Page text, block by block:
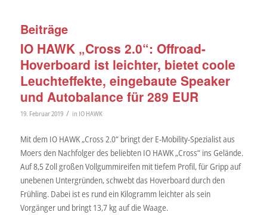
Beiträge
IO HAWK „Cross 2.0“: Offroad-
Hoverboard ist leichter, bietet coole
Leuchteffekte, eingebaute Speaker
und Autobalance für 289 EUR
19. Februar 2019 / in IO HAWK
Mit dem IO HAWK „Cross 2.0“ bringt der E-Mobility-Spezialist aus
Moers den Nachfolger des beliebten IO HAWK „Cross“ ins Gelände.
Auf 8,5 Zoll großen Vollgummireifen mit tiefem Profil, für Gripp auf
unebenen Untergründen, schwebt das Hoverboard durch den
Frühling. Dabei ist es rund ein Kilogramm leichter als sein
Vorgänger und bringt 13,7 kg auf die Waage.